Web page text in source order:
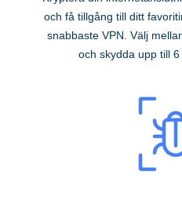
och få tillgång till ditt
snabbaste VPN. Välj
och skydda upp till